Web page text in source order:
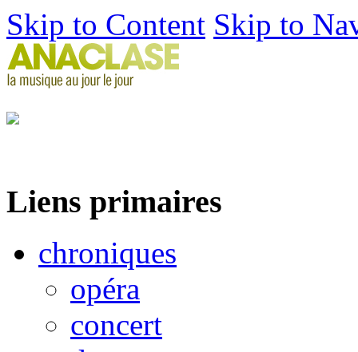
Skip to Content Skip to
Liens primaires
chroniques
opéra
concert